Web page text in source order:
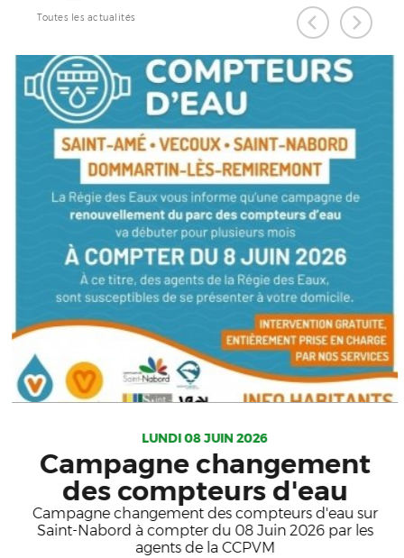
Toutes les actualités
LUNDI 08 JUIN 2026
Campagne changement
des compteurs d'eau
Campagne changement des compteurs d'eau sur
Saint-Nabord à compter du 08 Juin 2026 par les
agents de la CCPVM